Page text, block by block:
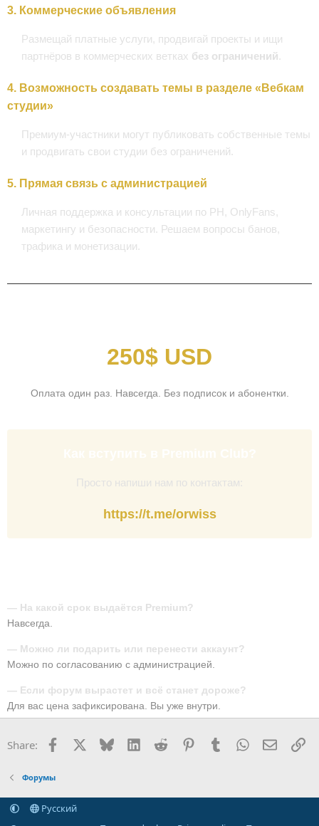
3. Коммерческие объявления
Размещай платные услуги, продвигай проекты и ищи
партнёров в коммерческих ветках без ограничений.
4. Возможность создавать темы в разделе «Вебкам
студии»
Премиум-участники могут публиковать собственные темы
и продвигать свои студии без ограничений.
5. Прямая связь с администрацией
Личная поддержка и консультации по PH, OnlyFans,
маркетингу и безопасности. Решаем вопросы банов,
трафика и монетизации.
250$ USD
Оплата один раз. Навсегда. Без подписок и абонентки.
Просто напиши нам по контактам:
https://t.me/orwiss
— На какой срок выдаётся Premium?
Навсегда.
— Можно ли подарить или перенести аккаунт?
Можно по согласованию с администрацией.
— Если форум вырастет и всё станет дороже?
Для вас цена зафиксирована. Вы уже внутри.
Share: Facebook Bluesky LinkedInReddit PinterestTumblrWhatsApp
Email
Форумы
Русский